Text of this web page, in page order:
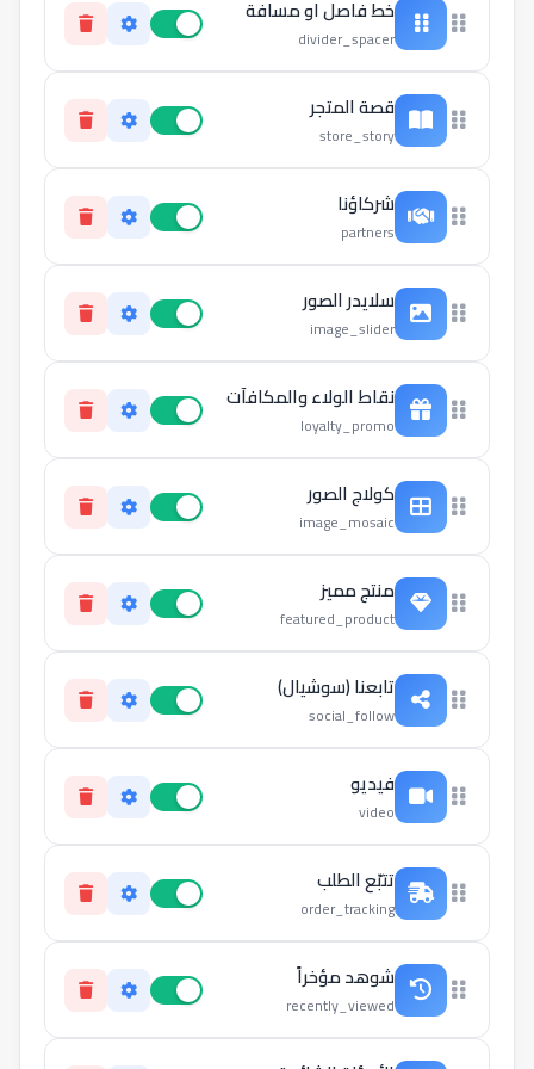
خلفية الأيقونات
إعادة
خلفية البطاقات خط فاصل او مسافة
divider_spacer
قصة المتجر
store_story
شركاؤنا
partners
سلايدر الصور
image_slider
نقاط الولاء والمكافآت
loyalty_promo
كولاج الصور
image_mosaic
منتج مميز
featured_product
تابعنا (سوشيال)
social_follow
فيديو
video
تتبّع الطلب
order_tracking
شوهد مؤخراً
recently_viewed